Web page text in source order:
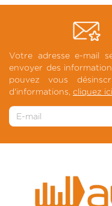
Votre adresse e-mail
envoyer des
pouvez vous
d'informations, cliquez ici